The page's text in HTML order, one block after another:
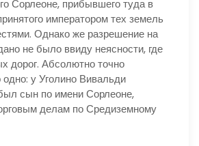
Сорлеоне, прибывшего туда в
императором тех земель
Однако же разрешение на
не было ввиду неясности, где
дорог. Абсолютно точно
одно: у Уголино Вивальди
сын по имени Сорлеоне,
делам по Средиземному